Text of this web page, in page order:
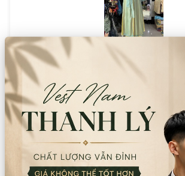
dây buộc (lưng)
Thuê: 1.000
Mua:
30.000
Tồn:1
Thông tin sản phẩm